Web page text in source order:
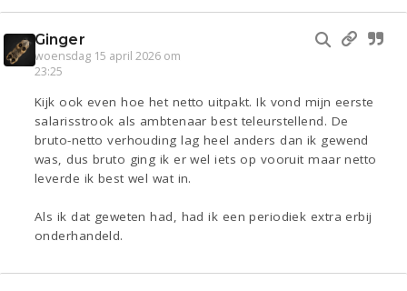
Ginger
woensdag 15 april 2026 om
23:25
Kijk ook even hoe het netto uitpakt. Ik vond mijn eerste
salarisstrook als ambtenaar best teleurstellend. De
bruto-netto verhouding lag heel anders dan ik gewend
was, dus bruto ging ik er wel iets op vooruit maar netto
leverde ik best wel wat in.
Als ik dat geweten had, had ik een periodiek extra erbij
onderhandeld.